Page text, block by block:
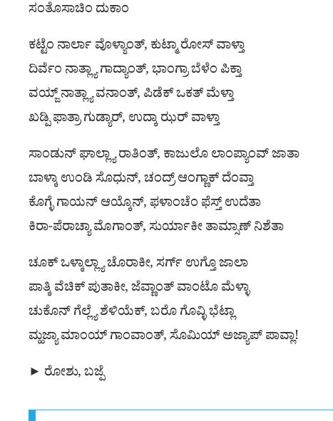
ಸಂತೊಸಾಚಿಂ ದುಕಾಂ
ಕಟ್ಟೆಂ ನಾರ್ಲಾ ವೊಳ್ಯಾಂತ್, ಕುಟ್ಮಾ ರೋಸ್ ವಾಳ್ತಾ
ದಿರ್ವೆಂ ನಾತ್ಲ್ಯಾ ಗಾದ್ಯಾಂತ್, ಭಾಂಗ್ರಾ ಬೆಳೆಂ ಪಿಕ್ತಾ
ವಯ್ಜ್ ನಾತ್ಲ್ಯಾ ವನಾಂತ್, ಪಿಡೆಕ್ ಒಕತ್ ಮೆಳ್ತಾ
ಖಡ್ಪಿ ಫಾತ್ರಾ ಗುಡ್ಯಾರ್, ಉದ್ಕಾ ಝರ್ ವಾಳ್ತಾ
ಸಾಂಡುನ್ ಘಾಲ್ಲ್ಯಾ ರಾತಿಂತ್, ಕಾಜುಲೊ ಲಾಂಪ್ಯಾಂವ್ ಜಾತಾ
ಬಾಳ್ಕಾ ಉಂಡಿ ಸೊಧುನ್, ಚಂದ್ರ್ ಆಂಗ್ಣಾಕ್ ದೆಂವ್ತಾ
ಕೊಗ್ಳೆ ಗಾಯನ್ ಆಯ್ಕೊನ್, ಫಳಾಂಚೆಂ ಫೆಸ್ತ್ ಉದೆತಾ
ಕಿರಾ-ಪೆರಾಚ್ಯಾ ಮೊಗಾಂತ್, ಸುರ್ಯಾಕೀ ತಾಮ್ಸಾಣ್ ನಿಶೆತಾ
ಚೂಕ್ ಒಳ್ಕಾಲ್ಲ್ಯಾ ಚೊರಾಕೀ, ಸರ್ಗ್ ಉಗ್ತೊ ಜಾಲಾ
ಪಾತ್ಕಿ ವೆಚಿಕ್ ಪುತಾಕೀ, ಜೆವ್ಣಾಂತ್ ವಾಂಟೊ ಮೆಳ್ಳಾ
ಚುಕೊನ್ ಗೆಲ್ಲ್ಯೆ ಶೆಳಿಯೆಕ್, ಬರೊ ಗೊವ್ಳಿ ಭೆಟ್ಲಾ
ಮ್ಹಜ್ಯಾ ಮಾಂಯ್ ಗಾಂವಾಂತ್, ಸೊಮಿಯ್ ಅಜ್ಯಾಪ್ ಪಾವ್ಲಾ!
► ರೋಶು, ಬಜ್ಪೆ